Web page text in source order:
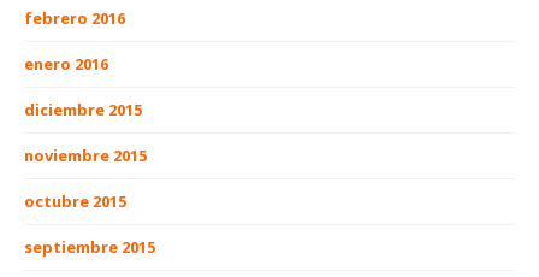
febrero 2016
enero 2016
diciembre 2015
noviembre 2015
octubre 2015
septiembre 2015